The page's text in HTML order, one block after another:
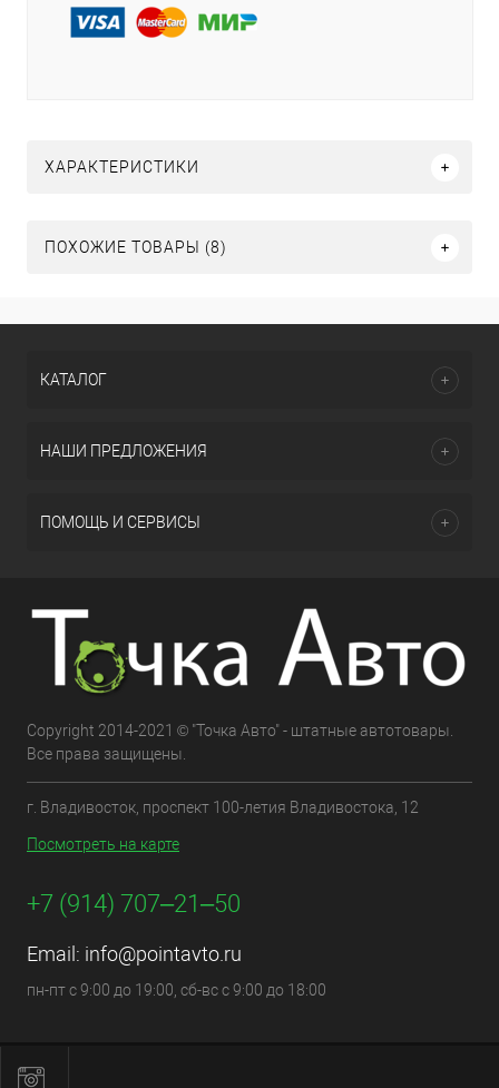
ХАРАКТЕРИСТИКИ
ПОХОЖИЕ ТОВАРЫ (8)
КАТАЛОГ
НАШИ ПРЕДЛОЖЕНИЯ
ПОМОЩЬ И СЕРВИСЫ
Copyright 2014-2021 © "Точка Авто" - штатные автотовары.
Все права защищены.
г. Владивосток, проспект 100-летия Владивостока, 12
Посмотреть на карте
+7 (914) 707‒21‒50
Email: info@pointavto.ru
пн-пт с 9:00 до 19:00, сб-вс с 9:00 до 18:00